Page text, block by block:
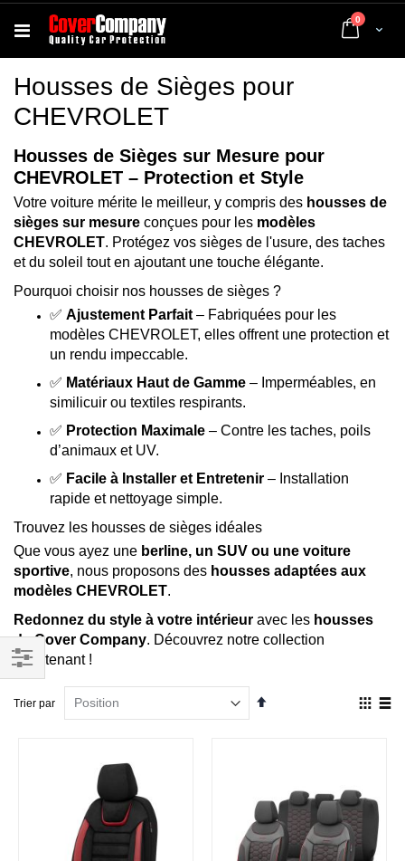
Cart
0 articles
Housses de Sièges pour
CHEVROLET
Housses de Sièges sur Mesure pour
CHEVROLET – Protection et Style
Votre voiture mérite le meilleur, y compris des housses de
sièges sur mesure conçues pour les modèles
CHEVROLET. Protégez vos sièges de l'usure, des taches
et du soleil tout en ajoutant une touche élégante.
Pourquoi choisir nos housses de sièges ?
✅ Ajustement Parfait – Fabriquées pour les
modèles CHEVROLET, elles offrent une protection et
un rendu impeccable.
✅ Matériaux Haut de Gamme – Imperméables, en
similicuir ou textiles respirants.
✅ Protection Maximale – Contre les taches, poils
d’animaux et UV.
✅ Facile à Installer et Entretenir – Installation
rapide et nettoyage simple.
Trouvez les housses de sièges idéales
Que vous ayez une berline, un SUV ou une voiture
sportive, nous proposons des housses adaptées aux
modèles CHEVROLET.
Redonnez du style à votre intérieur avec les housses
de Cover Company. Découvrez notre collection
maintenant !
Trier par
Par
Filtrer
par